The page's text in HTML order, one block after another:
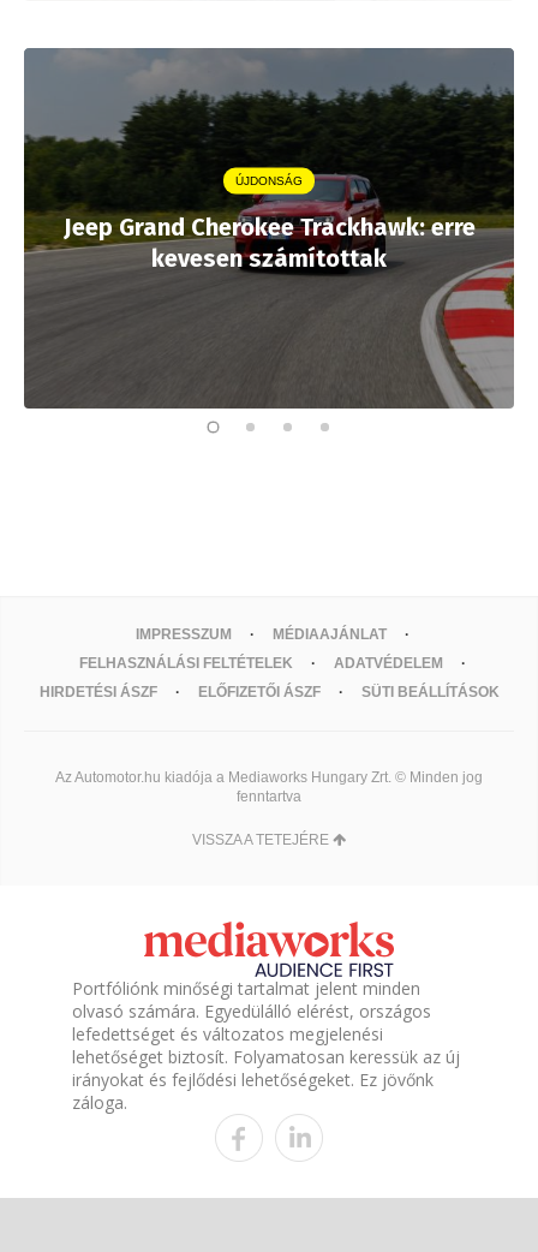
ÚJDONSÁG
Jeep Grand Cherokee Trackhawk: erre
kevesen számítottak
IMPRESSZUM
MÉDIAAJÁNLAT
FELHASZNÁLÁSI FELTÉTELEK
ADATVÉDELEM
HIRDETÉSI ÁSZF
ELŐFIZETŐI ÁSZF SÜTI BEÁLLÍTÁSOK
Az Automotor.hu kiadója a Mediaworks Hungary Zrt. © Minden jog
fenntartva
VISSZA A TETEJÉRE
Portfóliónk minőségi tartalmat jelent minden
olvasó számára. Egyedülálló elérést, országos
lefedettséget és változatos megjelenési
lehetőséget biztosít. Folyamatosan keressük az új
irányokat és fejlődési lehetőségeket. Ez jövőnk
záloga.